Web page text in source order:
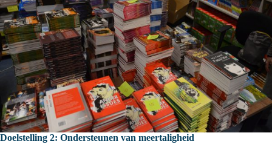
Doelstelling 2: Ondersteunen van meertaligheid